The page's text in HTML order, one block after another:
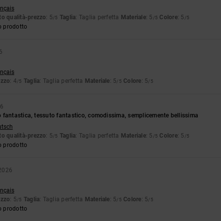
qualità-prezzo: 5/5 Taglia: Taglia perfetta Materiale: 5 /5 Colore: 5 /5
prodotto
: 4/5 Taglia: Taglia perfetta Materiale: 5/5 Colore: 5/5
fantastica, tessuto fantastico, comodissima, semplicemente bellissima
qualità-prezzo: 5/5 Taglia: Taglia perfetta Materiale: 5 /5 Colore: 5 /5
prodotto
: 5/5 Taglia: Taglia perfetta Materiale: 5/5 Colore: 5/5
prodotto